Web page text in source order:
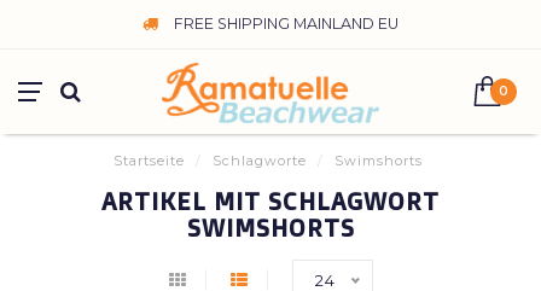
FREE SHIPPING MAINLAND EU
0
Startseite / Schlagworte / Swimshorts
ARTIKEL MIT SCHLAGWORT
SWIMSHORTS
24